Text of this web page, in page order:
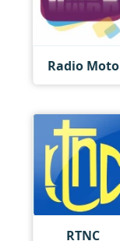
Radio Moto
RTNC